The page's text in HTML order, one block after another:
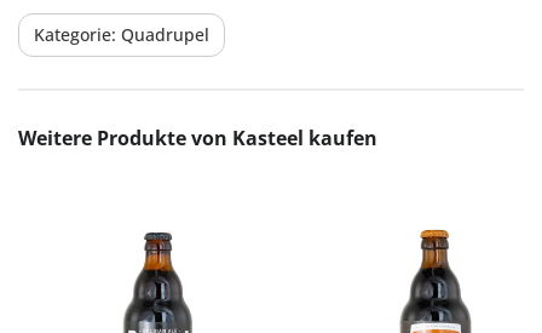
Kategorie: Quadrupel
Produktgalerie überspringen
Weitere Produkte von Kasteel kaufen